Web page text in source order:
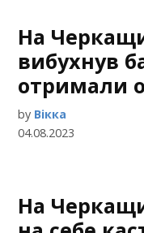
На
вибухнув
отримали
by Вікка
04.08.2023
На